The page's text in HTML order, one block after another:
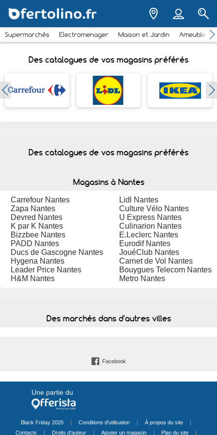
Supermarchés Electromenager Maison et Jardin
Des catalogues de vos magasins préférés
Des catalogues de vos magasins préférés
Magasins à Nantes
Carrefour Nantes
Lidl Nantes
Zapa Nantes
Culture Vélo Nantes
Devred Nantes
U Express Nantes
K par K Nantes
Culinarion Nantes
Bizzbee Nantes
E.Leclerc Nantes
PADD Nantes
Eurodif Nantes
Ducs de Gascogne Nantes
JouéClub Nantes
Hygena Nantes
Carnet de Vol Nantes
Leader Price Nantes
Bouygues Telecom Nantes
H&M Nantes
Metro Nantes
Des marchés dans d'autres villes
Facebook
Une partie du
Black Friday 2020 | Conditions d'utilisation | À propos du site
|
Contacts
| Droits d'auteur | Ajouter un magasin | Plan du site |